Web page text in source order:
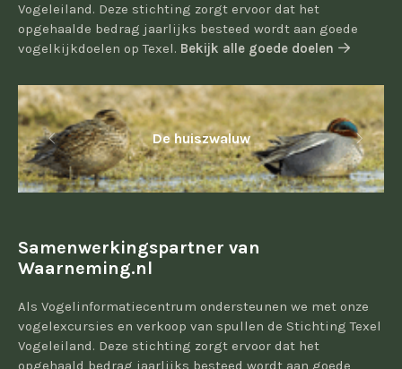
Vogeleiland. Deze stichting zorgt ervoor dat het
opgehaalde bedrag jaarlijks besteed wordt aan goede
vogelkijkdoelen op Texel. Bekijk alle goede doelen
De huiszwaluw
Samenwerkingspartner van
Waarneming.nl
Als Vogelinformatiecentrum ondersteunen we met onze
vogelexcursies en verkoop van spullen de Stichting Texel
Vogeleiland. Deze stichting zorgt ervoor dat het
opgehaald bedrag jaarlijks besteed wordt aan goede